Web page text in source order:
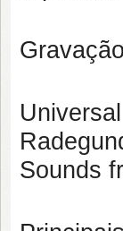
Sounds